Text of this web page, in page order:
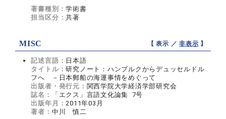
著書種別：学術書
担当区分：共著
MISC 【 表示 ／非表示 】
記述言語： 日本語
タイトル：研究ノート：ハンブルクからデュッセルドル
フへ －日本郵船の海運事情をめぐって
出版者・発行元： 関西学院大学経済学部研究会
誌名：
「エクス」言語文化論集 7号
出版年月：2011年03月
著者： 中川 慎二